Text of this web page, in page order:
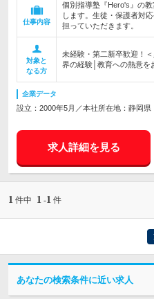
仕事内容
個別指導塾『Hero's』の
します。生徒・保護者対
担っていただきます。
対象と
なる方
未経験・第二新卒歓迎！
界の経験│教育への熱意を
企業データ
設立：2000年5月／本社所在地：静岡県
求人詳細を見る
1 件中 1 -1 件
あなたの検索条件に近い求人